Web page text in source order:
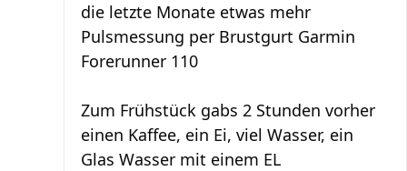
die letzte Monate etwas mehr
Pulsmessung per Brustgurt Garmin
Forerunner 110
Zum Frühstück gabs 2 Stunden vorher
einen Kaffee, ein Ei, viel Wasser, ein
Glas Wasser mit einem EL